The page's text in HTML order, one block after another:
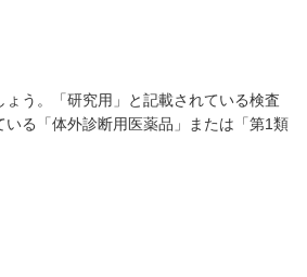
う。「研究用」と記載されている検査
る「体外診断用医薬品」または「第1類